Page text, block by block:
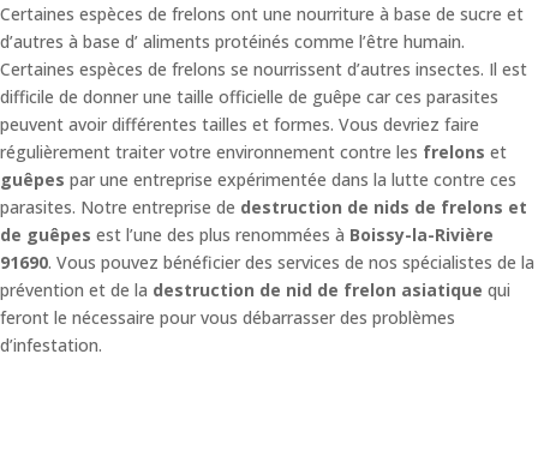
Certaines espèces de frelons ont une nourriture à base de sucre et
d’autres à base d’ aliments protéinés comme l’être humain.
Certaines espèces de frelons se nourrissent d’autres insectes. Il est
difficile de donner une taille officielle de guêpe car ces parasites
peuvent avoir différentes tailles et formes. Vous devriez faire
régulièrement traiter votre environnement contre les frelons et
guêpes par une entreprise expérimentée dans la lutte contre ces
parasites. Notre entreprise de destruction de nids de frelons et
de guêpes est l’une des plus renommées à Boissy-la-Rivière
91690. Vous pouvez bénéficier des services de nos spécialistes de la
prévention et de la destruction de nid de frelon asiatique qui
feront le nécessaire pour vous débarrasser des problèmes
d’infestation.